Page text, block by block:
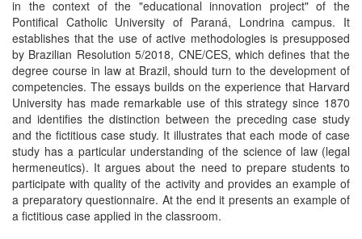
in the context of the "educational innovation project" of the
Pontifical Catholic University of Paraná, Londrina campus. It
establishes that the use of active methodologies is presupposed
by Brazilian Resolution 5/2018, CNE/CES, which defines that the
degree course in law at Brazil, should turn to the development of
competencies. The essays builds on the experience that Harvard
University has made remarkable use of this strategy since 1870
and identifies the distinction between the preceding case study
and the fictitious case study. It illustrates that each mode of case
study has a particular understanding of the science of law (legal
hermeneutics). It argues about the need to prepare students to
participate with quality of the activity and provides an example of
a preparatory questionnaire. At the end it presents an example of
a fictitious case applied in the classroom.